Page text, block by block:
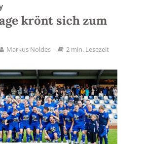
krönt sich zum
Markus Noldes 2 min. Lesezeit